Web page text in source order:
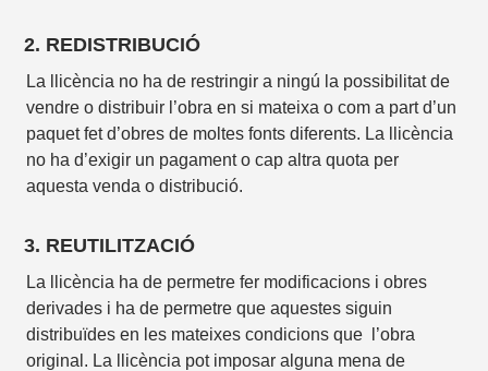
2. REDISTRIBUCIÓ
La llicència no ha de restringir a ningú la possibilitat de
vendre o distribuir l’obra en si mateixa o com a part d’un
paquet fet d’obres de moltes fonts diferents. La llicència
no ha d’exigir un pagament o cap altra quota per
aquesta venda o distribució.
3. REUTILITZACIÓ
La llicència ha de permetre fer modificacions i obres
derivades i ha de permetre que aquestes siguin
distribuïdes en les mateixes condicions que l’obra
original. La llicència pot imposar alguna mena de